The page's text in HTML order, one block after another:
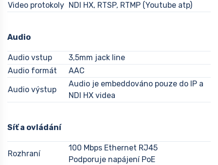
Video protokoly NDI HX, RTSP, RTMP (Youtube atp)
Audio
Audio vstup
3,5mm jack line
Audio formát
AAC
Audio výstup
Audio je embeddováno pouze do IP a
NDI HX videa
Síť a ovládání
Rozhraní
100 Mbps Ethernet RJ45
Podporuje napájení PoE